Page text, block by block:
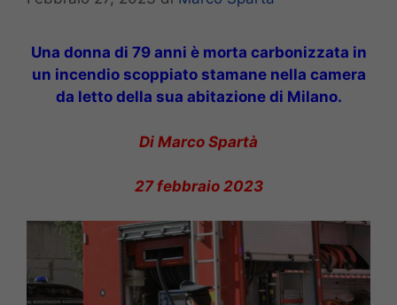
Una donna di 79 anni è morta carbonizzata in
un incendio scoppiato stamane nella camera
da letto della sua abitazione di Milano.
Di Marco Spartà
27 febbraio 2023